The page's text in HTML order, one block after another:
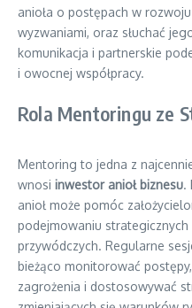
anioła o postępach w
wyzwaniami, oraz słuchać
komunikacja i partnerskie
i owocnej współpracy.
Rola Mentoringu ze
Mentoring to jedna z
wnosi inwestor anioł biznesu.
anioł może pomóc
podejmowaniu
przywódczych. Regularne
bieżąco monitorować
zagrożenia i dostosowywać